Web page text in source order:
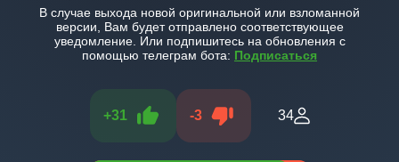
В случае выхода новой оригинальной или взломанной
версии, Вам будет отправлено соответствующее
уведомление. Или подпишитесь на обновления с
помощью телеграм бота: Подписаться
+31 -3 34